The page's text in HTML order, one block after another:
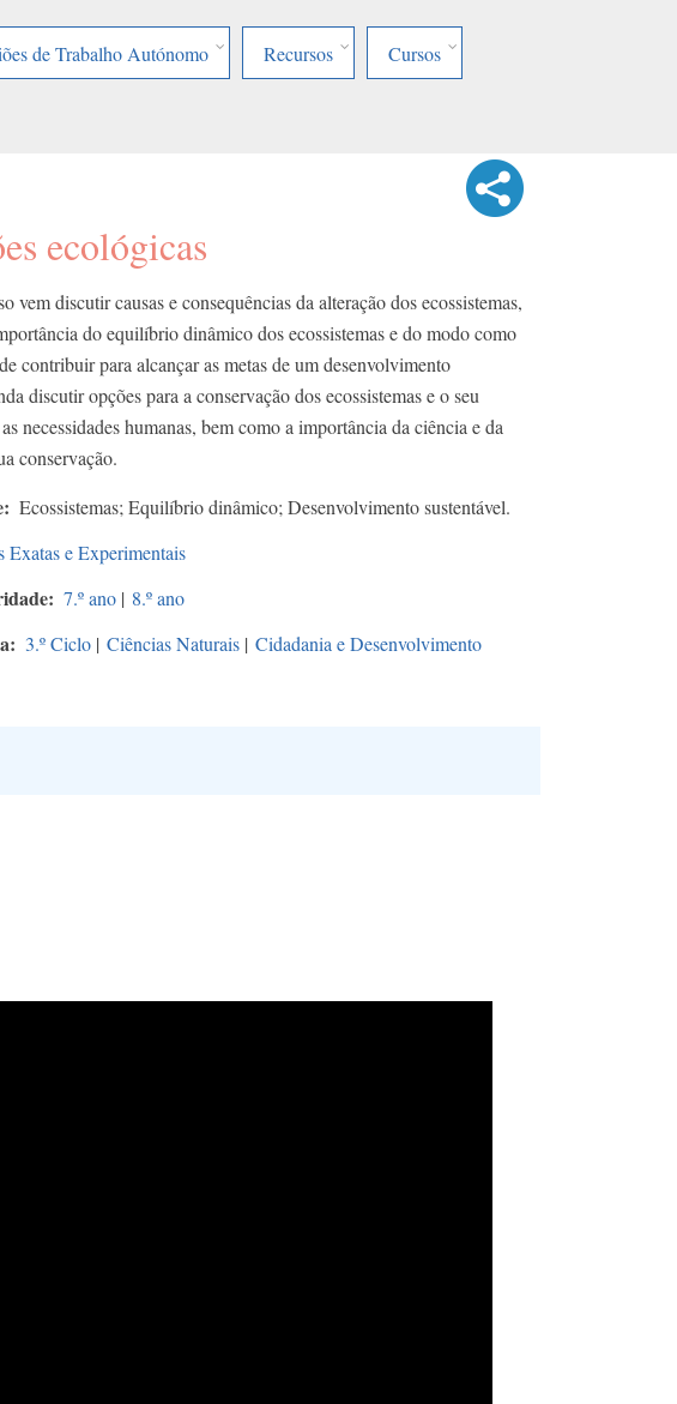
de Trabalho Autónomo Recursos Cursos
ecológicas
vem discutir causas e consequências da alteração dos ecossistemas,
do equilíbrio dinâmico dos ecossistemas e do modo como
contribuir para alcançar as metas de um desenvolvimento
discutir opções para a conservação dos ecossistemas e o seu
necessidades humanas, bem como a importância da ciência e da
conservação.
Ecossistemas; Equilíbrio dinâmico; Desenvolvimento sustentável.
Exatas e Experimentais
7.º ano | 8.º ano
3.º Ciclo | Ciências Naturais | Cidadania e Desenvolvimento